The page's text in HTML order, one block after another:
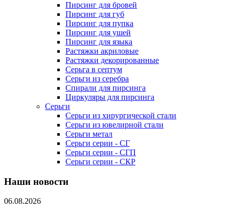
Пирсинг для бровей
Пирсинг для губ
Пирсинг для пупка
Пирсинг для ушей
Пирсинг для языка
Растяжки акриловые
Растяжки декорированные
Серьга в септум
Серьги из серебра
Спирали для пирсинга
Циркуляры для пирсинга
Серьги
Серьги из хирургической стали
Серьги из ювелирной стали
Серьги метал
Серьги серии - СГ
Серьги серии - СГП
Серьги серии - СКР
Наши новости
06.08.2026